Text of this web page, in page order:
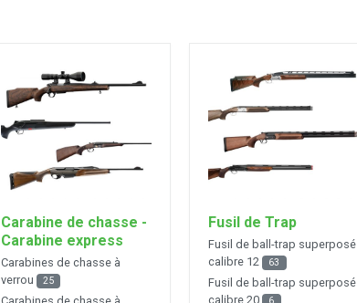
Carabine de chasse -
Carabine express
Carabines de chasse à
verrou
25
Fusil de Trap
Fusil de ball-trap superposé
calibre 12
63
Fusil de ball-trap superposé
calibre 20